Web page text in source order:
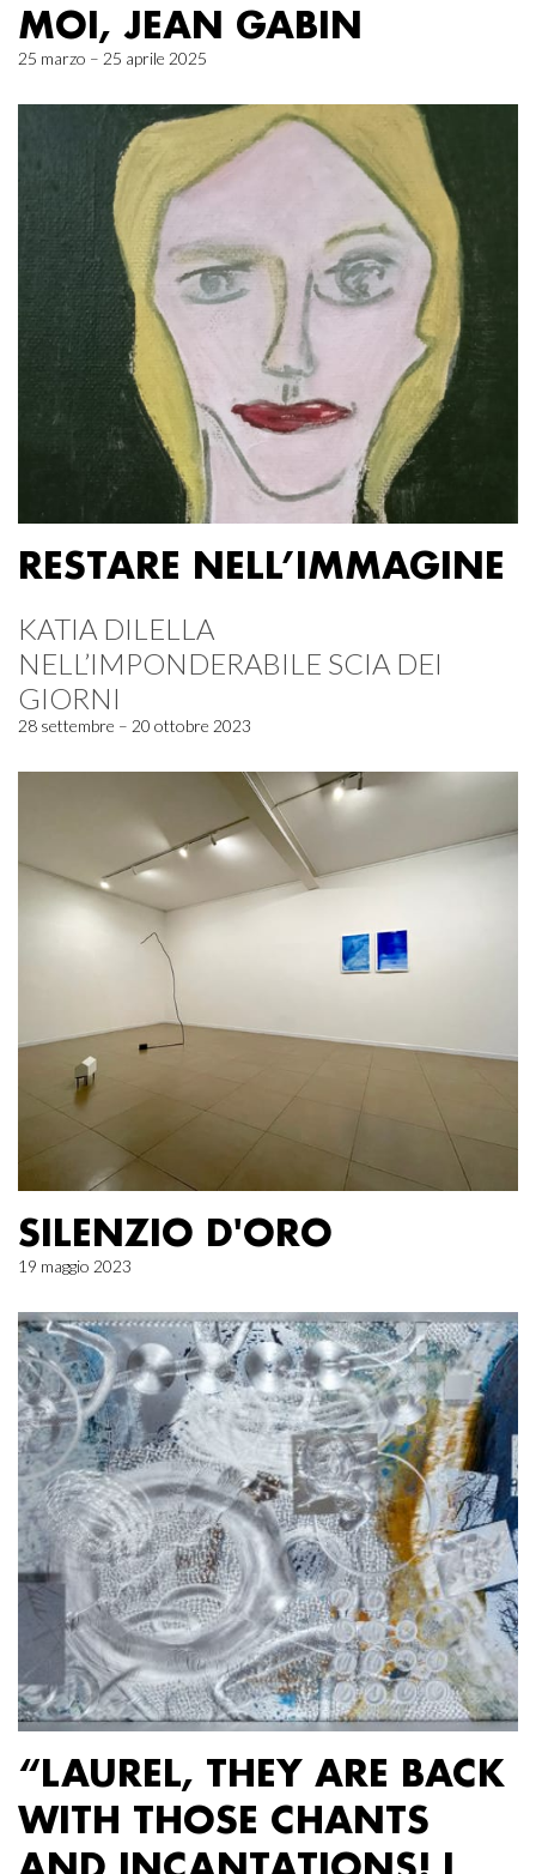
MOI, JEAN GABIN
25 marzo – 25 aprile 2025
RESTARE NELL’IMMAGINE
KATIA DILELLA
NELL’IMPONDERABILE SCIA DEI
GIORNI
28 settembre – 20 ottobre 2023
SILENZIO D'ORO
19 maggio 2023
“LAUREL, THEY ARE BACK
WITH THOSE CHANTS